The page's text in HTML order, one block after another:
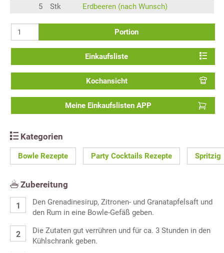
5
Stk Erdbeeren (nach Wunsch)
Portion
Einkaufsliste
Kochansicht
Meine Einkaufslisten APP
Kategorien
Bowle Rezepte Party Cocktails Rezepte Spritzig
Zubereitung
Den Grenadinesirup, Zitronen- und Granatapfelsaft und
den Rum in eine Bowle-Gefäß geben.
Die Zutaten gut verrühren und für ca. 3 Stunden in den
Kühlschrank geben.